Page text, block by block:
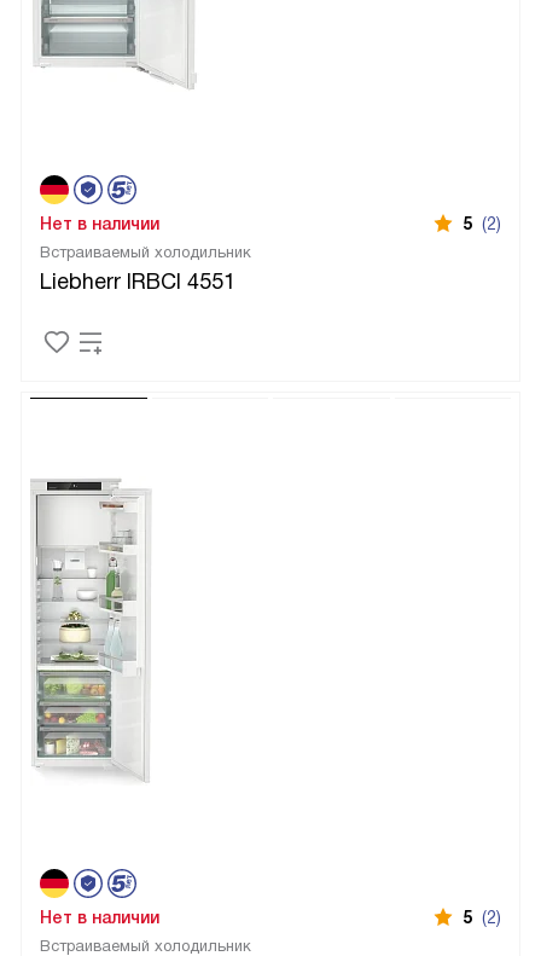
Встраиваемый холодильник
Liebherr IRBCI 4551
Нет в наличии 5 (2)
Встраиваемый холодильник
Нет в наличии 5 (2)